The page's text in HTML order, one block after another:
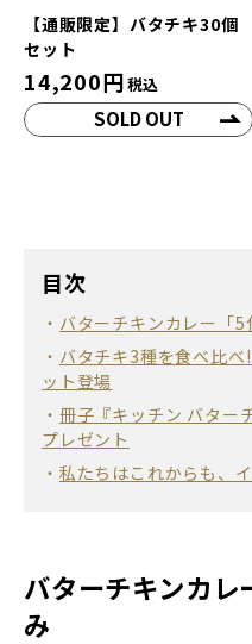
【通販限定】バタチキ30個
セット
14,200円税込
SOLD OUT
目次
バターチキンカレー「
バタチキ3種を食べ比
ット登場
冊子『キッチン バター
プレゼント
私たちはこれからも、
バターチキンカ
み